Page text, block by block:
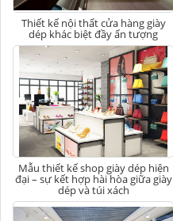
Thiết kế nội thất cửa hàng giày
dép khác biệt đầy ấn tượng
Mẫu thiết kế shop giày dép hiện
đại – sự kết hợp hài hòa giữa giày
dép và túi xách